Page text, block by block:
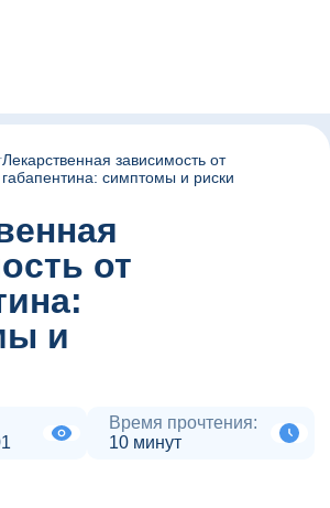
Лекарственная зависимость от
габапентина: симптомы и риски
от
и
Время прочтения:
10 минут